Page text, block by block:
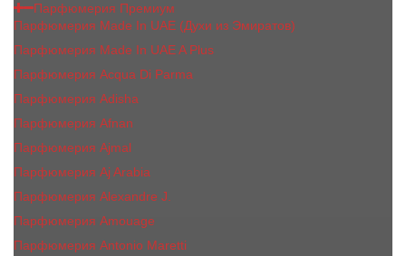
Парфюмерия Премиум
Парфюмерия Made In UAE (Духи из Эмиратов)
Парфюмерия Made In UAE A Plus
Парфюмерия Acqua Di Parma
Парфюмерия Adisha
Парфюмерия Afnan
Парфюмерия Ajmal
Парфюмерия Aj Arabia
Парфюмерия Alexandre J.
Парфюмерия Amouage
Парфюмерия Antonio Maretti